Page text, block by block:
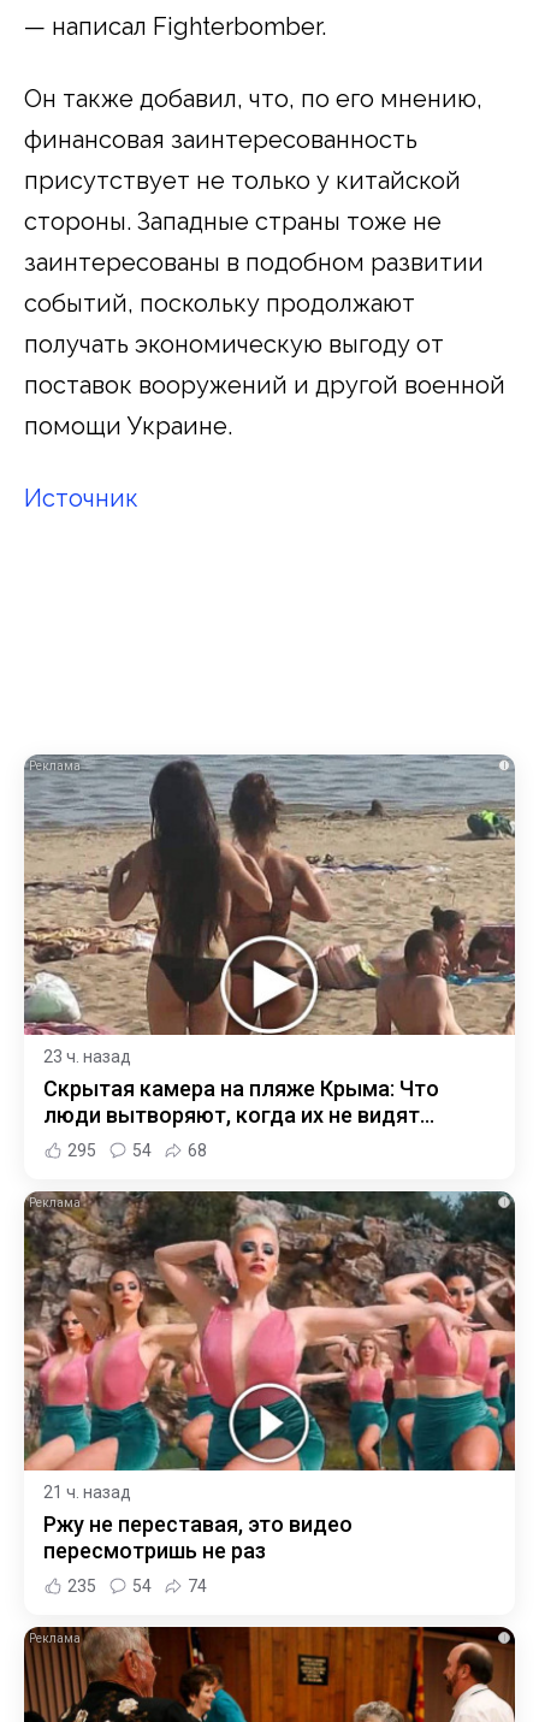
— написал Fighterbomber.
Он также добавил, что, по его мнению,
финансовая заинтересованность
присутствует не только у китайской
стороны. Западные страны тоже не
заинтересованы в подобном развитии
событий, поскольку продолжают
получать экономическую выгоду от
поставок вооружений и другой военной
помощи Украине.
Источник
i
23 ч. назад
Скрытая камера на пляже Крыма: Что
люди вытворяют, когда их не видят...
295 54 68
i
21 ч. назад
Ржу не переставая, это видео
пересмотришь не раз
235 54 74
i